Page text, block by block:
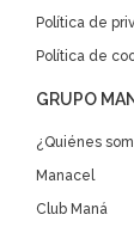
Política de
Política de
GRUPO
¿Quiénes
Manacel
Club Maná